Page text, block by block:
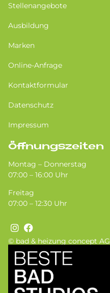
© bad & heizung concept AG
Stellenangebote
Ausbildung
Marken
Online-Anfrage
Kontaktformular
Datenschutz
Impressum
Öffnungszeiten
Montag – Donnerstag
07:00 – 16:00 Uhr
Freitag
07:00 – 12:30 Uhr